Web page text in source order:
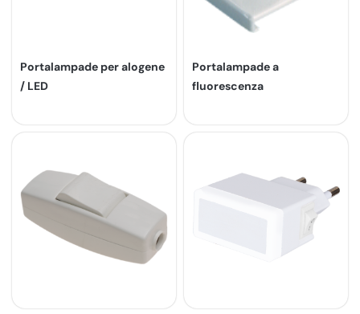
Portalampade per alogene
/ LED
Portalampade a
fluorescenza